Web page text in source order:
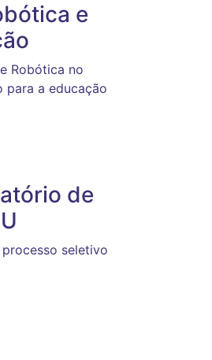
e
Robótica no
para a educação
de
seletivo